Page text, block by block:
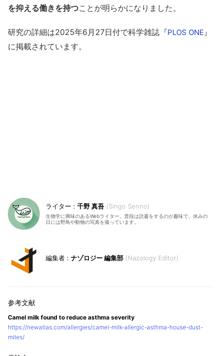
を抑える働きを持つことが明らかになりました。
研究の詳細は2025年6月27日付で科学雑誌『PLOS ONE 』
に掲載されています。
千野 真吾 Singo Senno
生物学に興味のあるWebライター。普段は読書をするのが趣味で、休みの
日には野鳥や動物の写真を撮っています。
ナゾロジー 編集部 Nazology Editor
Camel milk found to reduce asthma severity
https://newatlas.com/allergies/camel-milk-allergic-asthma-house-dust-
mites/